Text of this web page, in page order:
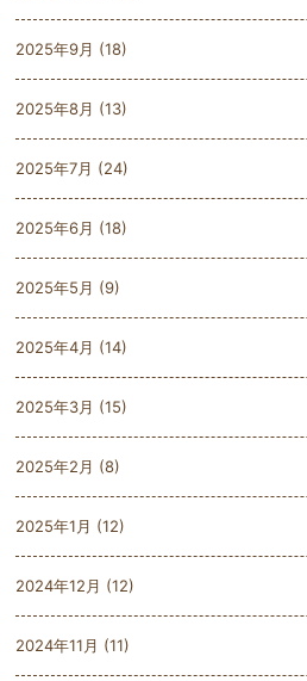
2025年9月 (18)
2025年8月 (13)
2025年7月 (24)
2025年6月 (18)
2025年5月 (9)
2025年4月 (14)
2025年3月 (15)
2025年2月 (8)
2025年1月 (12)
2024年12月 (12)
2024年11月 (11)